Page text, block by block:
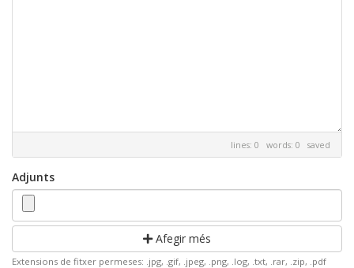
lines: 0 words: 0 saved
Adjunts
Afegir més
Extensions de fitxer permeses: .jpg, .gif, .jpeg, .png, .log, .txt, .rar, .zip, .pdf